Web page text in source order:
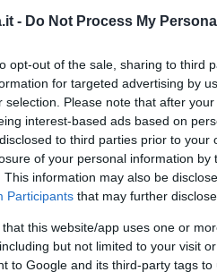
- Do Not Process My
opt-out of the sale, sharing to third
for targeted advertising by
selection. Please note that after
interest-based ads based on
to third parties prior to
of your personal information by
This information may also be
Participants that may further
that this website/app uses one or
but not limited to your visit
to Google and its third-party tags
Cream di Whamisa
Antirughe